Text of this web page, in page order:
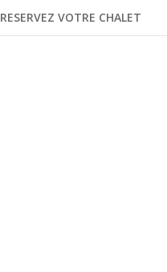
RESERVEZ VOTRE CHALET